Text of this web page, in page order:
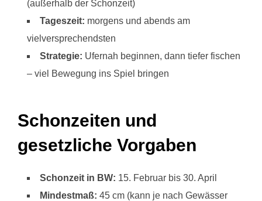
(außerhalb der Schonzeit)
Tageszeit: morgens und abends am
vielversprechendsten
Strategie: Ufernah beginnen, dann tiefer fischen
– viel Bewegung ins Spiel bringen
Schonzeiten und
gesetzliche Vorgaben
Schonzeit in BW: 15. Februar bis 30. April
Mindestmaß: 45 cm (kann je nach Gewässer